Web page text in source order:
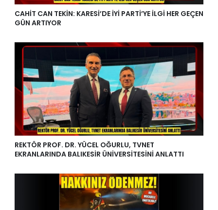
CAHİT CAN TEKİN: KARESİ’DE İYİ PARTİ’YE İLGİ HER GEÇEN
GÜN ARTIYOR
REKTÖR PROF. DR. YÜCEL OĞURLU, TVNET
EKRANLARINDA BALIKESİR ÜNİVERSİTESİNİ ANLATTI